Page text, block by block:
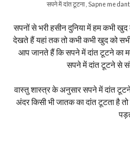
सपने में दांत टूटना , Sapne me
सपनों से भरी हसीन दुनिया में हम कभी
देखते हैं यहां तक तो कभी कभी खुद को
आप जानते हैं कि सपने में दांत टूटने का
सपने में दांत टूटने से
वास्तु शास्त्र के अनुसार सपने में दांत
अंदर किसी भी जातक का दांत टूटता है तो